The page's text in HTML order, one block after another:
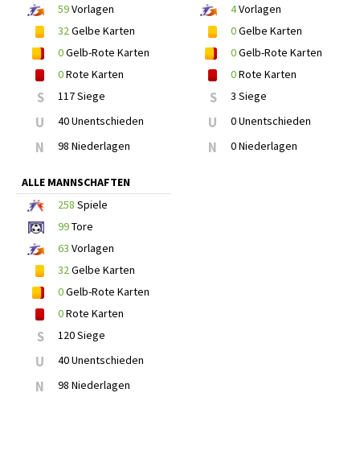
59Vorlagen
32Gelbe Karten
0Gelb-Rote Karten
0Rote Karten
S 117 Siege
U 40 Unentschieden
N 98 Niederlagen
4Vorlagen
0Gelbe Karten
0Gelb-Rote Karten
0Rote Karten
S 3 Siege
U 0 Unentschieden
N 0 Niederlagen
ALLE MANNSCHAFTEN
258 Spiele
99Tore
63 Vorlagen
32Gelbe Karten
0Gelb-Rote Karten
0Rote Karten
S 120 Siege
U 40 Unentschieden
N 98 Niederlagen